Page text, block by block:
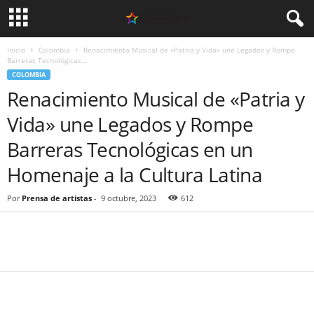
Inicio Colombia
Renacimiento Musical de «Patria y Vida» une Legados y Rompe
Barreras Tecnológicas...
COLOMBIA
Renacimiento Musical de «Patria y
Vida» une Legados y Rompe
Barreras Tecnológicas en un
Homenaje a la Cultura Latina
Por Prensa de artistas - 9 octubre, 2023 612